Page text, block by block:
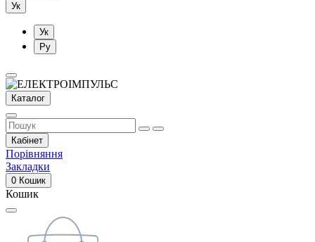
Ук
Ук
Ру
Каталог
Кабінет
Порівняння
Закладки
0 Кошик
Кошик